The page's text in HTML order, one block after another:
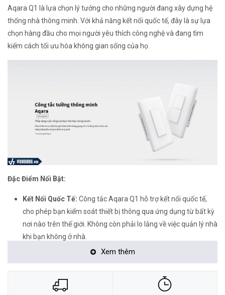
Aqara Q1 là lựa chọn lý tưởng cho những người đang xây dựng hệ
thống nhà thông minh. Với khả năng kết nối quốc tế, đây là sự lựa
chọn hàng đầu cho mọi người yêu thích công nghệ và đang tìm
kiếm cách tối ưu hóa không gian sống của họ.
Đặc Điểm Nổi Bật:
Kết Nối Quốc Tế: Công tắc Aqara Q1 hỗ trợ kết nối quốc tế,
cho phép bạn kiểm soát thiết bị thông qua ứng dụng từ bất kỳ
nơi nào trên thế giới. Không còn phải lo lắng về việc quản lý nhà
khi bạn không ở nhà.
Với tích hợp các tính năng bảo mật cao
nhà của bạn. Bạn có thể yên tâm khi đi xa mà vẫn giữ được
Xem thêm